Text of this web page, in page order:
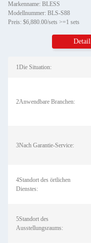
Markenname: BLESS
Modellnummer: BLS-S88
Preis: $6,880.00/sets >=1 sets
Detail
1Die Situation:
2Anwendbare Branchen:
3Nach Garantie-Service:
4Standort des örtlichen
Dienstes:
5Standort des
Ausstellungsraums: